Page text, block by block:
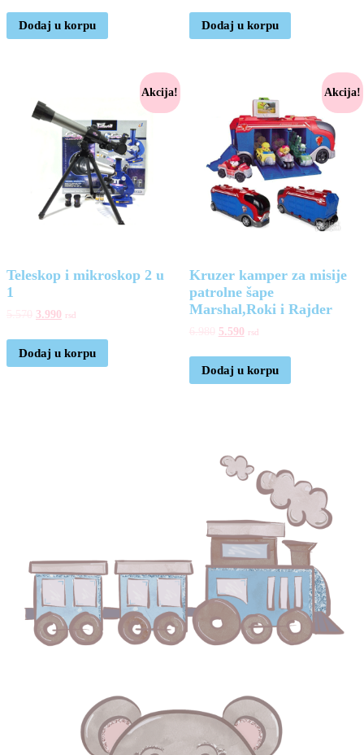
Dodaj u korpu Dodaj u korpu
Akcija!
Teleskop i mikroskop 2 u
1
3.990 rsd
Dodaj u korpu
Akcija!
Kruzer kamper za misije
patrolne šape
Marshal,Roki i Rajder
5.590 rsd
Dodaj u korpu